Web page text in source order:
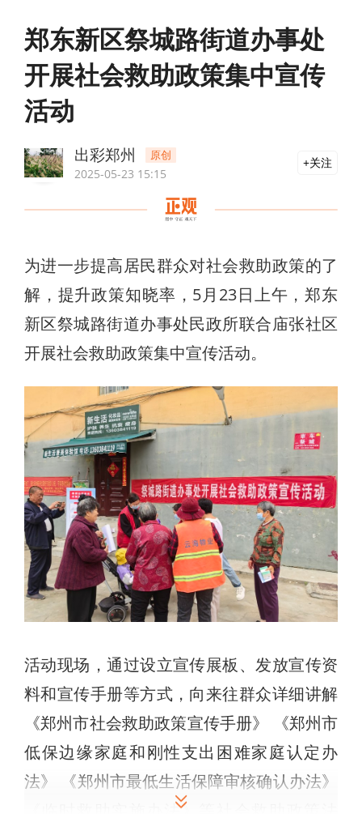
郑东新区祭城路街道办事处
开展社会救助政策集中宣传
活动
出彩郑州 原创
2025-05-23 15:15
关注
为进一步提高居民群众对社会救助政策的了
解，提升政策知晓率，5月23日上午，郑东
新区祭城路街道办事处民政所联合庙张社区
开展社会救助政策集中宣传活动。
活动现场，通过设立宣传展板、发放宣传资
料和宣传手册等方式，向来往群众详细讲解
《郑州市社会救助政策宣传手册》 《郑州市
低保边缘家庭和刚性支出困难家庭认定办
法》 《郑州市最低生活保障审核确认办法》
《临时救助实施办法》等社会救助政策法